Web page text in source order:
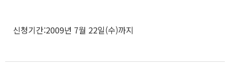
신청기간:2009년 7월 22일(수)까지